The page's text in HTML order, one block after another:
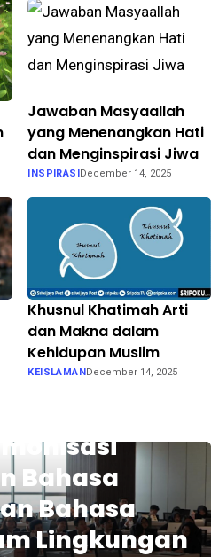
Jawaban Masyaallah
yang Menenangkan Hati
dan Menginspirasi Jiwa
INSPIRASIDecember 14, 2025
Khusnul Khatimah Arti
dan Makna dalam
Kehidupan Muslim
KEISLAMANDecember 14, 2025
Bahasa
Bahasa
Lingkungan